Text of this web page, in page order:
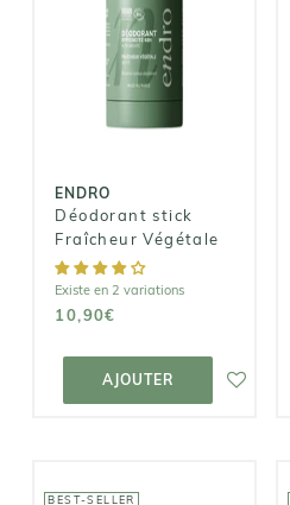
ENDRO
Déodorant stick
Fraîcheur Végétale
Existe en 2 variations
10,90€
AJOUTER
ENDRO
Déodorant
stick Fraîcheur
Végétale
AJOUTER AU
PANIER
BEST-SELLER